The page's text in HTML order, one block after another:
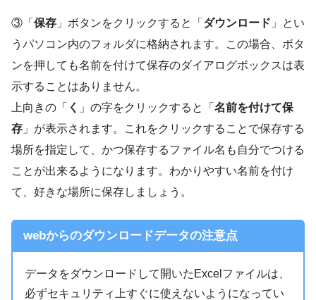
③「 保存 」ボタンをクリックすると「 ダウンロード 」とい
うパソコン内のフォルダに格納されます。この場合、ボタ
ンを押しても名前を付けて保存のダイアログボックスは表
示することはありません。
上向きの「 く 」の字をクリックすると「 名前を付けて保
存 」が表示されます。これをクリックすることで保存する
場所を指定して、かつ保存するファイル名も自分でつける
ことが出来るようになります。わかりやすい名前を付け
て、好きな場所に保存しましょう。
webからのダウンロードデータの注意点
データをダウンロードして開いたExcelファイルは、
必ずセキュリティ上すぐに使えないようになってい